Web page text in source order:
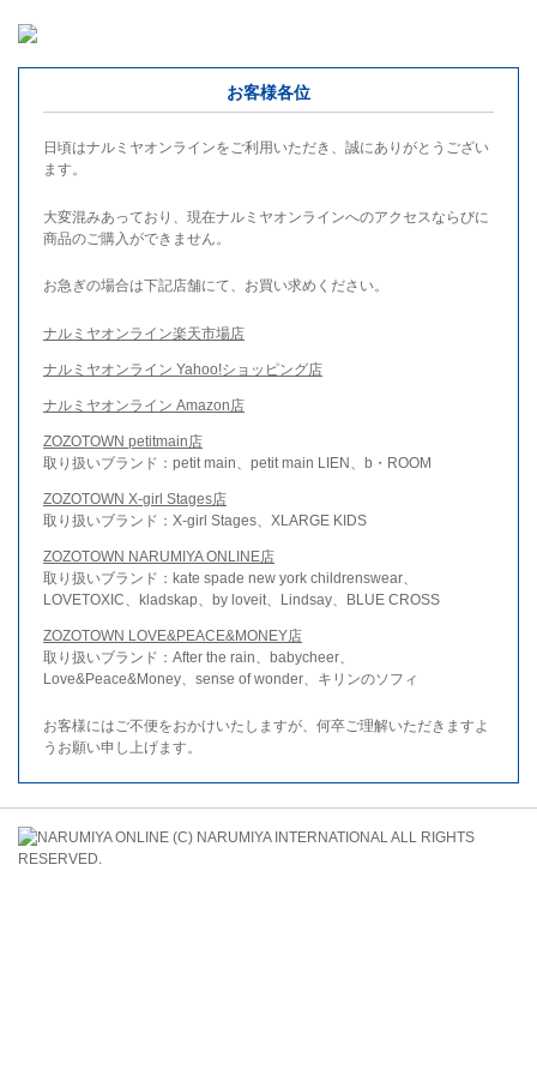
お客様各位
日頃はナルミヤオンラインをご利用いただき、誠にありがとうござい
ます。
大変混みあっており、現在ナルミヤオンラインへのアクセスならびに
商品のご購入ができません。
お急ぎの場合は下記店舗にて、お買い求めください。
ナルミヤオンライン楽天市場店
ナルミヤオンライン Yahoo!ショッピング店
ナルミヤオンライン Amazon店
ZOZOTOWN petitmain店
取り扱いブランド：petit main、petit main LIEN、b・ROOM
ZOZOTOWN X-girl Stages店
取り扱いブランド：X-girl Stages、XLARGE KIDS
ZOZOTOWN NARUMIYA ONLINE店
取り扱いブランド：kate spade new york childrenswear、
LOVETOXIC、kladskap、by loveit、Lindsay、BLUE CROSS
ZOZOTOWN LOVE&PEACE&MONEY店
取り扱いブランド：After the rain、babycheer、
Love&Peace&Money、sense of wonder、キリンのソフィ
お客様にはご不便をおかけいたしますが、何卒ご理解いただきますよ
うお願い申し上げます。